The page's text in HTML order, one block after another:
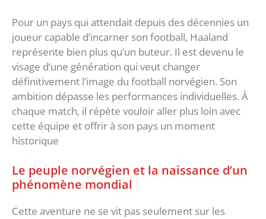
Pour un pays qui attendait depuis des décennies un
joueur capable d’incarner son football, Haaland
représente bien plus qu’un buteur. Il est devenu le
visage d’une génération qui veut changer
définitivement l’image du football norvégien. Son
ambition dépasse les performances individuelles. À
chaque match, il répète vouloir aller plus loin avec
cette équipe et offrir à son pays un moment
historique
Le peuple norvégien et la naissance d’un
phénomène mondial
Cette aventure ne se vit pas seulement sur les